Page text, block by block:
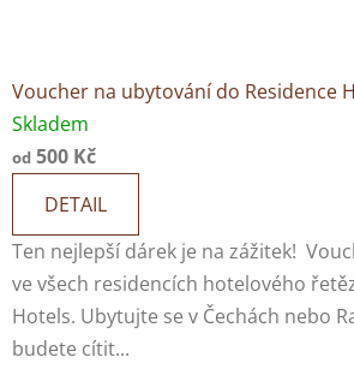
Voucher na ubytování do Residence
Skladem
od 500 Kč
DETAIL
Ten nejlepší dárek je na zážitek!
ve všech residencích hotelového
Hotels. Ubytujte se v Čechách nebo
budete cítit...